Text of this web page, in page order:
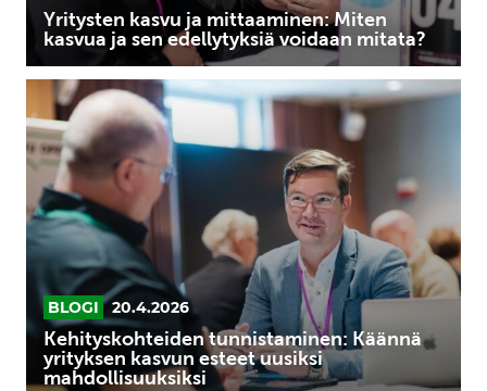
mitata?
Yritysten kasvu ja mittaaminen: Miten
kasvua ja sen edellytyksiä voidaan mitata?
Kehityskohteiden
tunnistaminen:
Käännä
yrityksen
kasvun
esteet
uusiksi
mahdollisuuksiksi
BLOGI 20.4.2026
Kehityskohteiden tunnistaminen: Käännä
yrityksen kasvun esteet uusiksi
mahdollisuuksiksi